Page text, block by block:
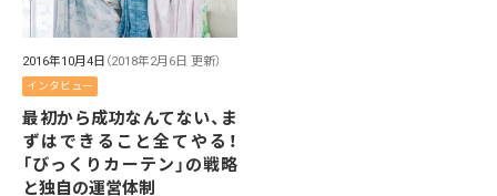
2016年10月4日 （2018年2月6日 更新）
インタビュー
最初から成功なんてない、ま
ずはできること全てやる！
「びっくりカーテン」の戦略
と独自の運営体制